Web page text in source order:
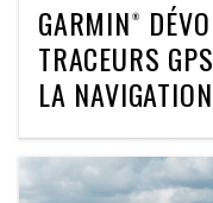
GARMIN®
TRACEURS
LA